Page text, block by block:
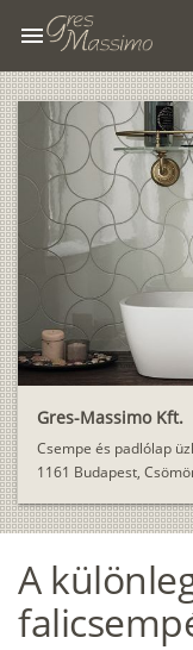
menu
Gres-Massimo Kft.
Csempe és padlólap
1161 Budapest,
A